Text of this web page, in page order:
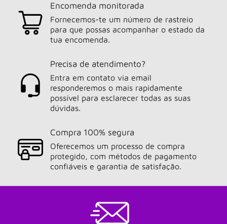
Encomenda monitorada
Fornecemos-te um número de rastreio
para que possas acompanhar o estado da
tua encomenda.
Precisa de atendimento?
Entra em contato via email
responderemos o mais rapidamente
possível para esclarecer todas as suas
dúvidas.
Compra 100% segura
Oferecemos um processo de compra
protegido, com métodos de pagamento
confiáveis e garantia de satisfação.